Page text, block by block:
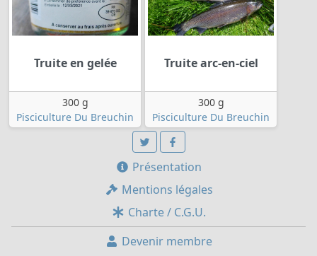
Truite en gelée
300 g
Pisciculture Du Breuchin
Truite arc-en-ciel
300 g
Pisciculture Du Breuchin
Présentation
Mentions légales
Charte / C.G.U.
Devenir membre